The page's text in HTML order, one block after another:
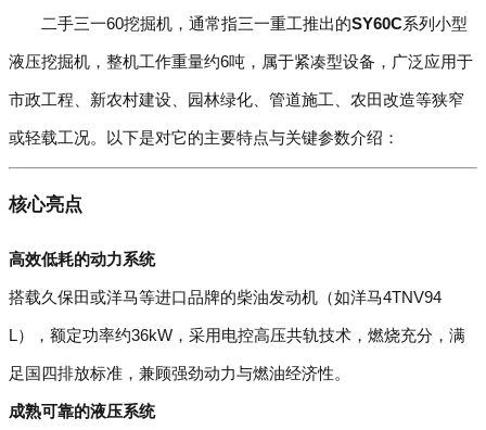
二手三一60挖掘机，通常指三一重工推出的SY60C系列小型
液压挖掘机，整机工作重量约6吨，属于紧凑型设备，广泛应用于
市政工程、新农村建设、园林绿化、管道施工、农田改造等狭窄
或轻载工况。以下是对它的主要特点与关键参数介绍：
核心亮点
高效低耗的动力系统
搭载久保田或洋马等进口品牌的柴油发动机（如洋马4TNV94
L），额定功率约36kW，采用电控高压共轨技术，燃烧充分，满
足国四排放标准，兼顾强劲动力与燃油经济性。
成熟可靠的液压系统